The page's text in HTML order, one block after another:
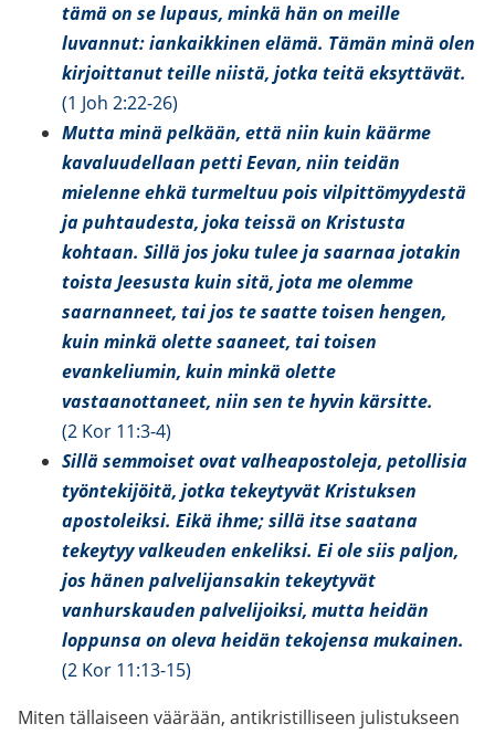
tämä on se lupaus, minkä hän on meille
luvannut: iankaikkinen elämä. Tämän minä olen
kirjoittanut teille niistä, jotka teitä eksyttävät.
(1 Joh 2:22-26)
Mutta minä pelkään, että niin kuin käärme
kavaluudellaan petti Eevan, niin teidän
mielenne ehkä turmeltuu pois vilpittömyydestä
ja puhtaudesta, joka teissä on Kristusta
kohtaan. Sillä jos joku tulee ja saarnaa jotakin
toista Jeesusta kuin sitä, jota me olemme
saarnanneet, tai jos te saatte toisen hengen,
kuin minkä olette saaneet, tai toisen
evankeliumin, kuin minkä olette
vastaanottaneet, niin sen te hyvin kärsitte.
(2 Kor 11:3-4)
Sillä semmoiset ovat valheapostoleja, petollisia
työntekijöitä, jotka tekeytyvät Kristuksen
apostoleiksi. Eikä ihme; sillä itse saatana
tekeytyy valkeuden enkeliksi. Ei ole siis paljon,
jos hänen palvelijansakin tekeytyvät
vanhurskauden palvelijoiksi, mutta heidän
loppunsa on oleva heidän tekojensa mukainen.
(2 Kor 11:13-15)
Miten tällaiseen väärään, antikristilliseen julistukseen